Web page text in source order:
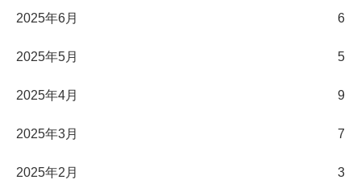
2025年6月 6
2025年5月 5
2025年4月 9
2025年3月 7
2025年2月 3